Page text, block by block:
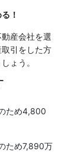
！
産会社を選
引をした方
ょう。
ため4,800
ため7,890万